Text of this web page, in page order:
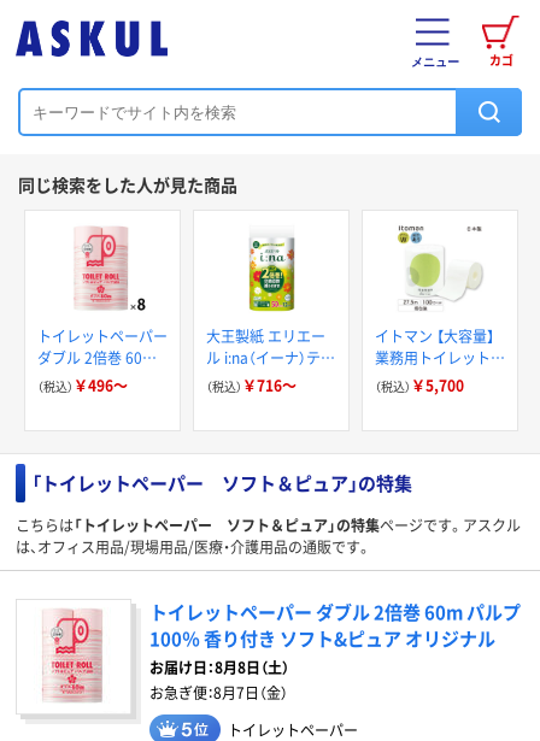
カゴ
メニュー
同じ検索をした人が見た商品
トイレットペーパー
ダブル 2倍巻 60m
パルプ100％ 香り付
（税込） ￥496～
大王製紙 エリエー
ル i:na（イーナ）ティ
シュー
（税込） ￥716～
イトマン 【大容量】
業務用トイレットペ
ーパー ダブル
27.5m 芯あり 再生
品）
（税込） ￥5,700
「トイレットペーパー ソフト＆ピュア」の特集
こちらは「トイレットペーパー ソフト＆ピュア」の特集ページです。アスクル
は、オフィス用品/現場用品/医療・介護用品の通販です。
トイレットペーパー ダブル 2倍巻 60m パルプ
100％ 香り付き ソフト&ピュア オリジナル
お届け日：8月8日（土）
お急ぎ便：8月7日（金）
トイレットペーパー